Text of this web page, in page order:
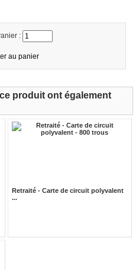
:
produit ont également
Retraité - Carte de circuit polyvalent
...